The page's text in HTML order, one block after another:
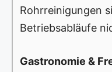
Rohrreinigungen
Betriebsabläufe
Gastronomie &